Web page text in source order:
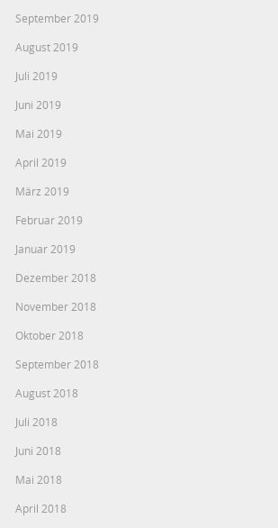
September 2019
August 2019
Juli 2019
Juni 2019
Mai 2019
April 2019
März 2019
Februar 2019
Januar 2019
Dezember 2018
November 2018
Oktober 2018
September 2018
August 2018
Juli 2018
Juni 2018
Mai 2018
April 2018